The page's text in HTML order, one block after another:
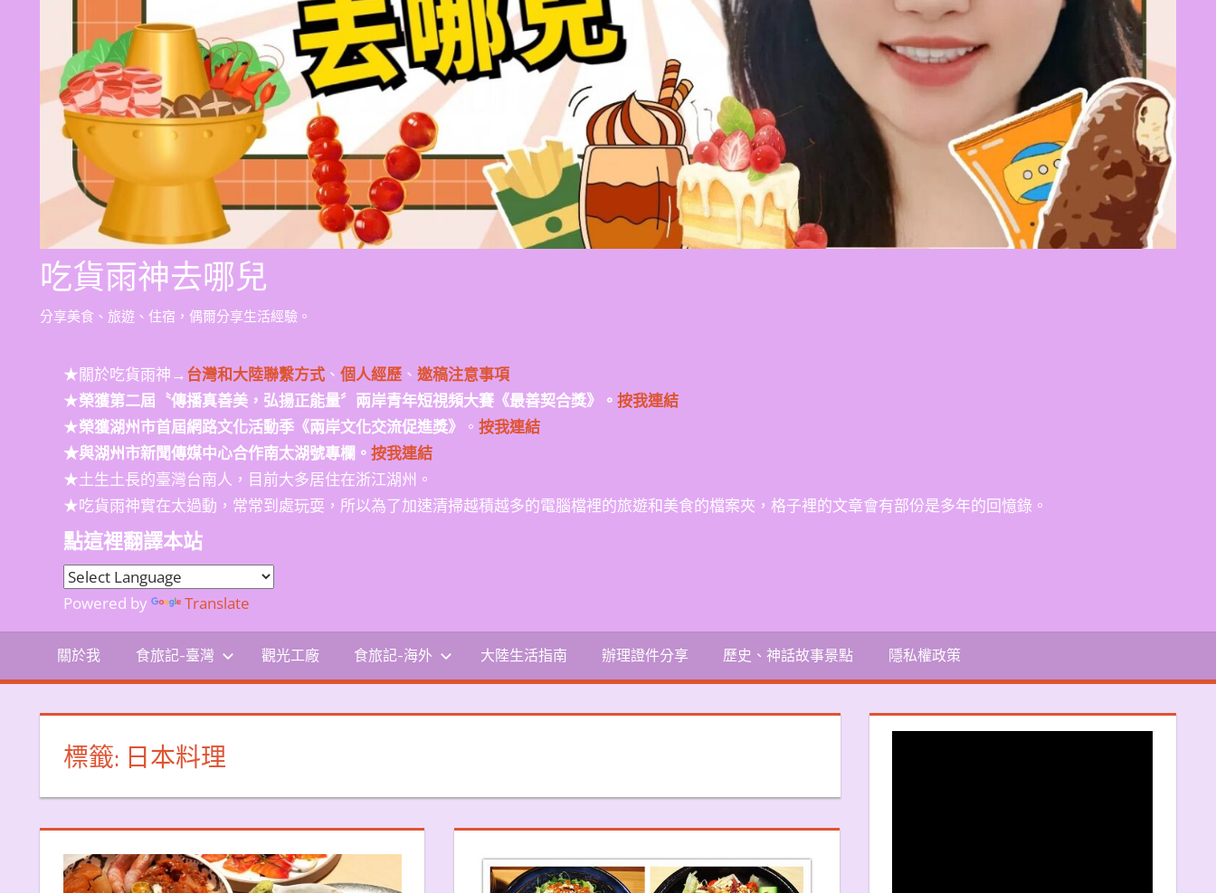
吃貨雨神去哪兒
分享美食、旅遊、住宿，偶爾分享生活經驗。
★關於吃貨雨神→台灣和大陸聯繫方式、 個人經歷、 邀稿注意事項
★榮獲第二屆〝傳播真善美，弘揚正能量〞兩岸青年短視頻大賽《最善契合獎》。 按我連結
★榮獲湖州市首屆網路文化活動季《兩岸文化交流促進獎》 。 按我連結
★與湖州市新聞傳媒中心合作南太湖號專欄。 按我連結
★土生土長的臺灣台南人，目前大多居住在浙江湖州。
★吃貨雨神實在太過動，常常到處玩耍，所以為了加速清掃越積越多的電腦檔裡的旅遊和美食的檔案夾，格子裡的文章會有部份是多年的回憶錄。
點這裡翻譯本站
Powered by Translate
關於我 食旅記-臺灣 觀光工廠 食旅記-海外 大陸生活指南 辦理證件分享 歷史、神話故事景點 隱私權政策
標籤: 日本料理